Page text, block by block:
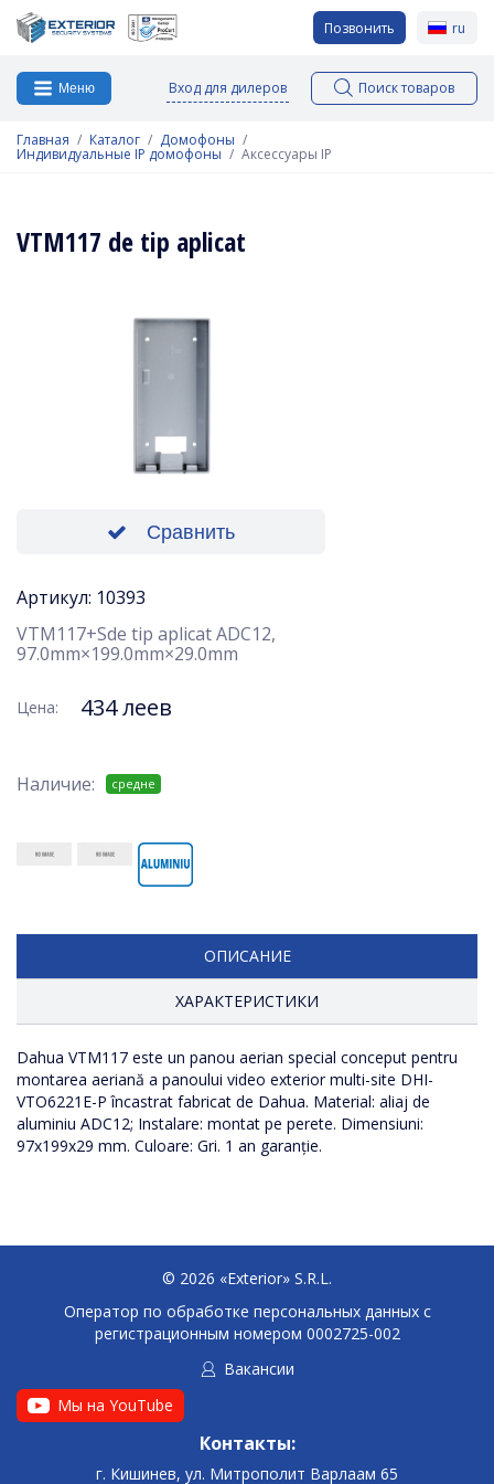
Позвонить ru
Меню Вход для дилеров Поиск товаров
Главная Каталог Домофоны
Индивидуальные IP домофоны Аксессуары IP
VTM117 de tip aplicat
Сравнить
Артикул: 10393
VTM117+Sde tip aplicat ADC12,
97.0mm×199.0mm×29.0mm
Цена: 434 леев
Наличие: средне
ОПИСАНИЕ
ХАРАКТЕРИСТИКИ
Dahua VTM117 este un panou aerian special conceput pentru
montarea aeriană a panoului video exterior multi-site DHI-
VTO6221E-P încastrat fabricat de Dahua. Material: aliaj de
aluminiu ADC12; Instalare: montat pe perete. Dimensiuni:
97x199x29 mm. Culoare: Gri. 1 an garanție.
© 2026 «Exterior» S.R.L.
Оператор по обработке персональных данных c
регистрационным номером 0002725-002
Вакансии
Мы на YouTube
Контакты:
г. Кишинев, ул. Митрополит Варлаам 65